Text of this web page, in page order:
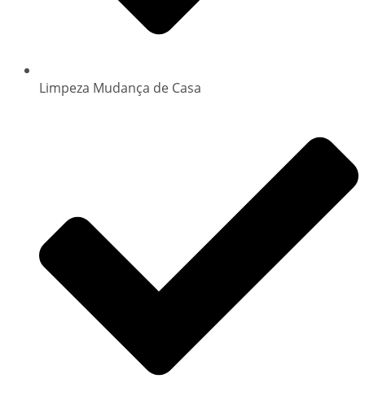
Limpeza Mudança de Casa